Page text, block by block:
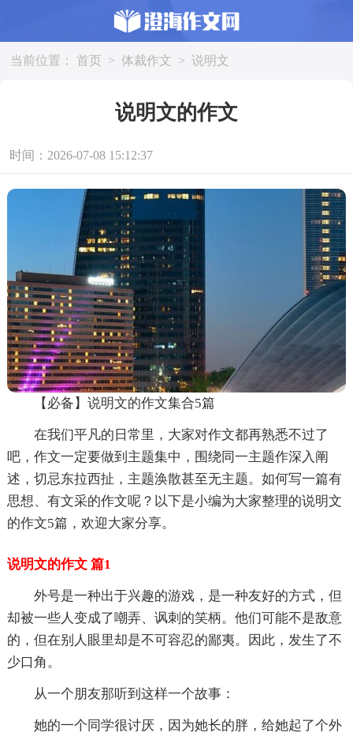
当前位置： 首页 > 体裁作文 > 说明文
说明文的作文
时间：2026-07-08 15:12:37
【必备】说明文的作文集合5篇
在我们平凡的日常里，大家对作文都再熟悉不过了
吧，作文一定要做到主题集中，围绕同一主题作深入阐
述，切忌东拉西扯，主题涣散甚至无主题。如何写一篇有
思想、有文采的作文呢？以下是小编为大家整理的说明文
的作文5篇，欢迎大家分享。
说明文的作文 篇1
外号是一种出于兴趣的游戏，是一种友好的方式，但
却被一些人变成了嘲弄、讽刺的笑柄。他们可能不是敌意
的，但在别人眼里却是不可容忍的鄙夷。因此，发生了不
少口角。
从一个朋友那听到这样一个故事：
她的一个同学很讨厌，因为她长的胖，给她起了个外